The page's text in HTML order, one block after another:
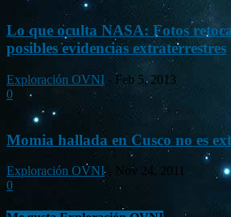
Lo que oculta NASA: Fotos
posibles evidencias extraterrestres
Exploración OVNI - Feb 5, 2013
0
Momia hallada en Cusco no es
Exploración OVNI - Nov 24, 2011
0